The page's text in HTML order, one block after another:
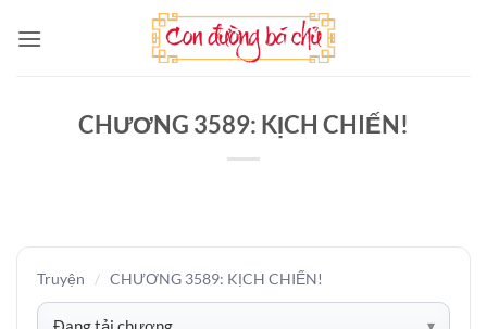
qua
CHƯƠNG 3589: KỊCH CHIẾN!
Truyện / CHƯƠNG 3589: KỊCH CHIẾN!